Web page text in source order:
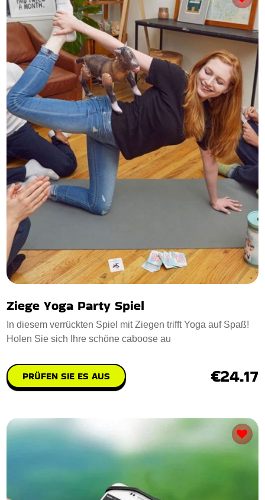
Ziege Yoga Party Spiel
In diesem verrückten Spiel mit Ziegen trifft Yoga auf Spaß!
Holen Sie sich Ihre schöne caboose au
PRÜFEN SIE ES AUS €24.17